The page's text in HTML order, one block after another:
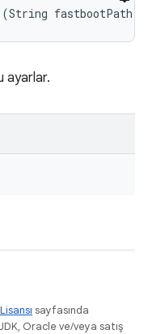
fastbootPath)
ayarlar.
sayfasında
Oracle ve/veya satış